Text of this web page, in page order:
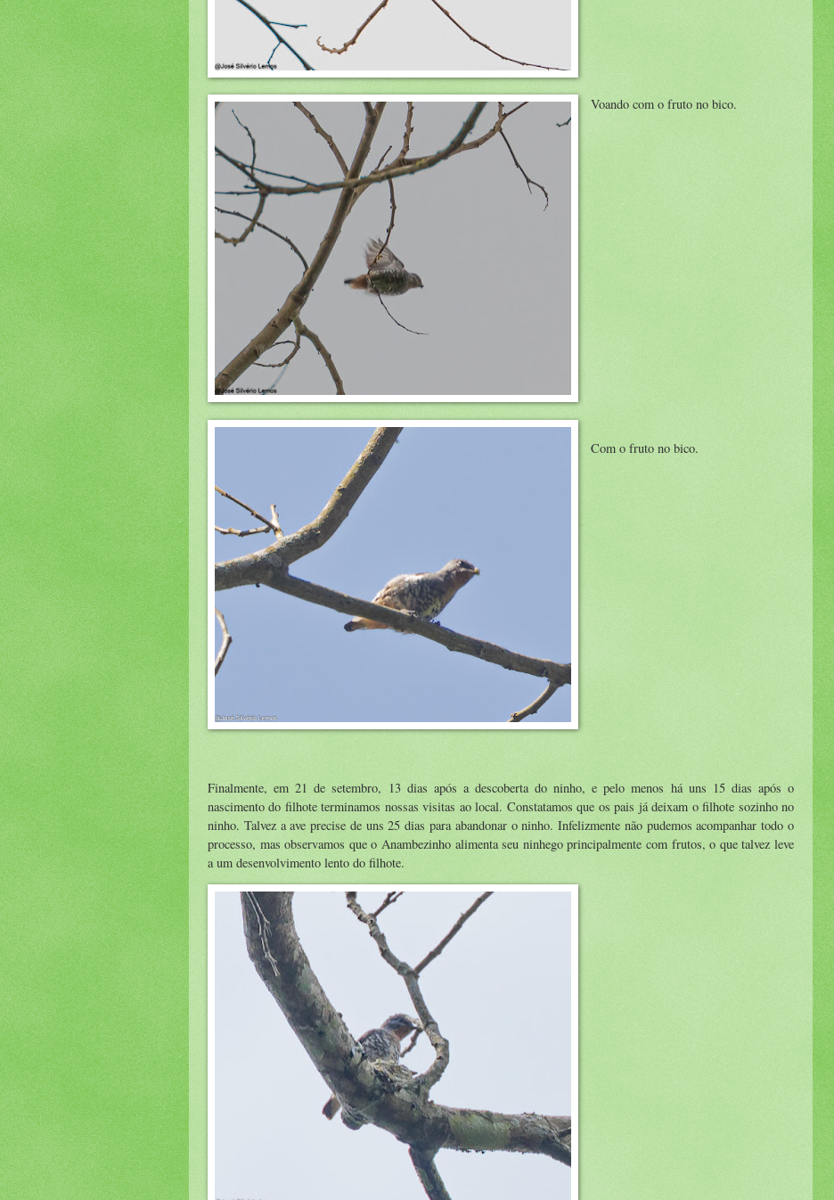
Voando com o fruto no bico.
Com o fruto no bico.
Finalmente, em 21 de setembro, 13 dias após a descoberta do ninho, e pelo menos há uns 15 dias após o
nascimento do filhote terminamos nossas visitas ao local. Constatamos que os pais já deixam o filhote sozinho no
ninho. Talvez a ave precise de uns 25 dias para abandonar o ninho. Infelizmente não pudemos acompanhar todo o
processo, mas observamos que o Anambezinho alimenta seu ninhego principalmente com frutos, o que talvez leve
a um desenvolvimento lento do filhote.